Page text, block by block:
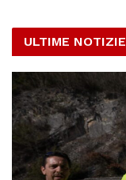
ULTIME NOTIZIE